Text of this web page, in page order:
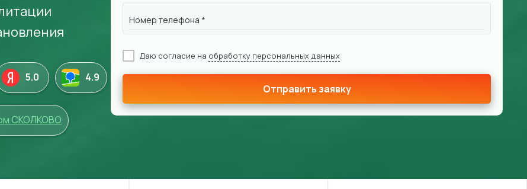
5.0 4.9
СКОЛКОВО
Номер телефона *
Даю согласие на обработку персональных данных
Отправить заявку